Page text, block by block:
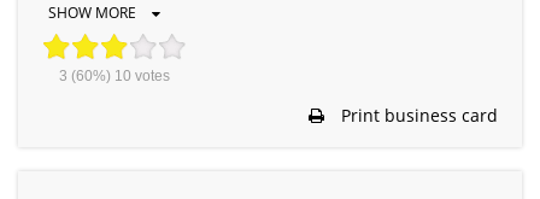
SHOW MORE
3 (60%) 10 votes
Print business card